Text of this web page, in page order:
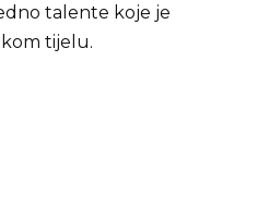
talente koje je
tijelu.